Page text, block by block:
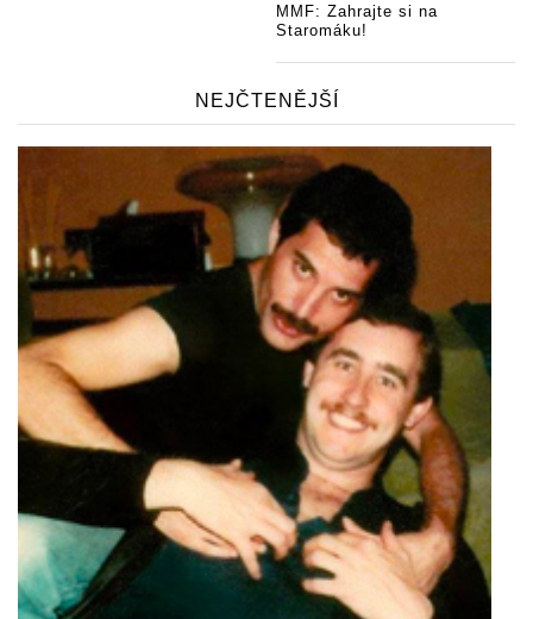
MMF: Zahrajte si na
Staromáku!
NEJČTENĚJŠÍ